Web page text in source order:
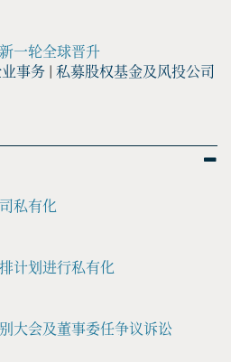
一轮全球晋升
事务 | 私募股权基金及风投公司
私有化
计划进行私有化
大会及董事委任争议诉讼